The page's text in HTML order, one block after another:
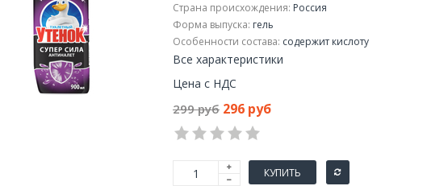
Страна происхождения: Россия
Форма выпуска: гель
Особенности состава: содержит кислоту
Все характеристики
Цена с НДС
299 руб 296 руб
КУПИТЬ